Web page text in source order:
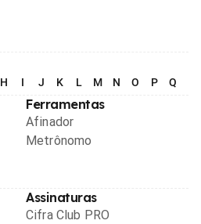
H I J K L M N O P Q
Ferramentas
Afinador
Metrônomo
Assinaturas
Cifra Club PRO